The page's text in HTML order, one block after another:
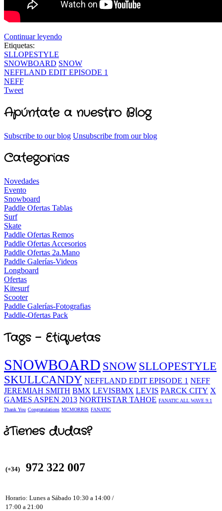
Continuar leyendo
Etiquetas:
SLLOPESTYLE
SNOWBOARD SNOW
NEFFLAND EDIT EPISODE 1
NEFF
Tweet
Apúntate a nuestro Blog
Subscribe to our blog Unsubscribe from our blog
Categorias
Novedades
Evento
Snowboard
Paddle Ofertas Tablas
Surf
Skate
Paddle Ofertas Remos
Paddle Ofertas Accesorios
Paddle Ofertas 2a.Mano
Paddle Galerías-Videos
Longboard
Ofertas
Kitesurf
Scooter
Paddle Galerías-Fotografias
Paddle-Ofertas Pack
Tags - Etiquetas
SNOWBOARD SNOW SLLOPESTYLE
SKULLCANDY NEFFLAND EDIT EPISODE 1 NEFF
JEREMIAH SMITH BMX LEVISBMX LEVIS PARCK CITY X
GAMES ASPEN 2013 NORTHSTAR TAHOE FANATIC ALL WAVE 9.1
Thank You Congratulations MCMORRIS FANATIC
¿Tienes dudas?
(+34) 972 322 007
Horario: Lunes a Sábado 10:30 a 14:00 /
17:00 a 21:00